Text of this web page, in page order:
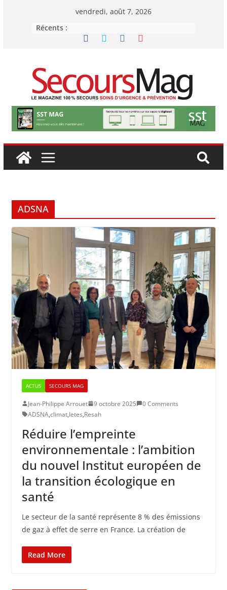
vendredi, août 7, 2026
Récents :
ADSNA
ACTUS SECOURS MAG
Jean-Philippe Arrouet 9 octobre 2025
0 Comments
ADSNA,climat,Ietes,Resah
Réduire l’empreinte
environnementale : l’ambition
du nouvel Institut européen de
la transition écologique en
santé
Le secteur de la santé représente 8 % des émissions
de gaz à effet de serre en France. La création de
Read More